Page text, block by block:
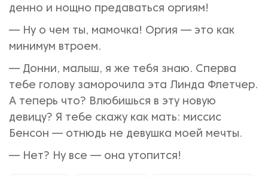
денно и нощно предаваться оргиям!
— Ну о чем ты, мамочка! Оргия — это как
минимум втроем.
— Донни, малыш, я же тебя знаю. Сперва
тебе голову заморочила эта Линда Флетчер.
А теперь что? Влюбишься в эту новую
девицу? Я тебе скажу как мать: миссис
Бенсон — отнюдь не девушка моей мечты.
— Нет? Ну все — она утопится!